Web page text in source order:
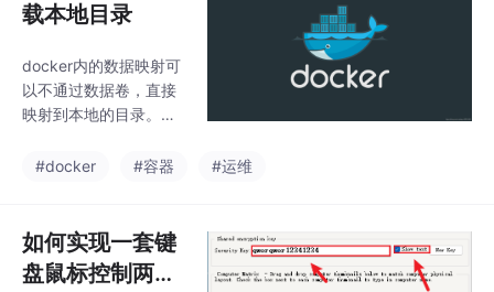
载本地目录
docker内的数据映射可
以不通过数据卷，直接
映射到本地的目录。下
例，完成容器的数据映
#docker #容器 #运维
如何实现一套键
盘鼠标控制两台